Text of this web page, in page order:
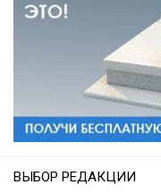
ВЫБОР РЕДАКЦИИ